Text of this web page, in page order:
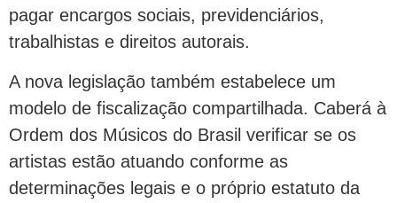
pagar encargos sociais, previdenciários,
trabalhistas e direitos autorais.
A nova legislação também estabelece um
modelo de fiscalização compartilhada. Caberá à
Ordem dos Músicos do Brasil verificar se os
artistas estão atuando conforme as
determinações legais e o próprio estatuto da